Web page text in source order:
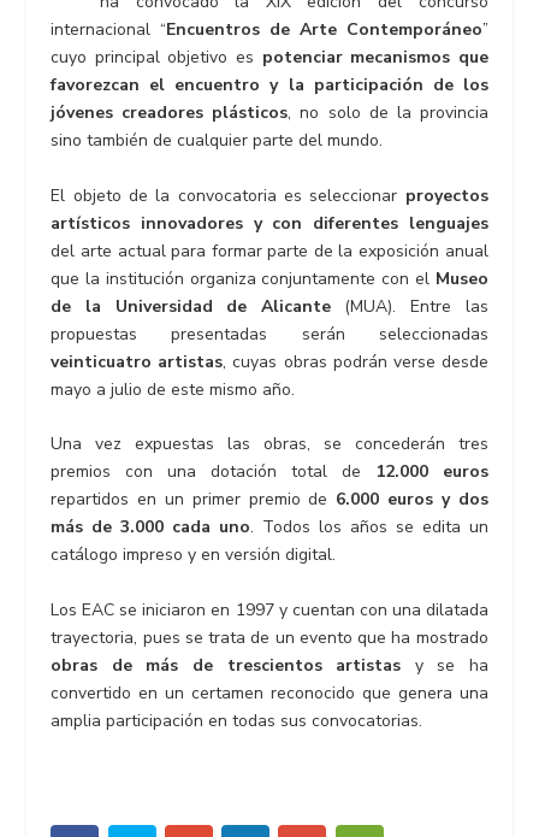
internacional “Encuentros de Arte Contemporáneo”
cuyo principal objetivo es potenciar mecanismos que
favorezcan el encuentro y la participación de los
jóvenes creadores plásticos, no solo de la provincia
sino también de cualquier parte del mundo.
El objeto de la convocatoria es seleccionar proyectos
artísticos innovadores y con diferentes lenguajes
del arte actual para formar parte de la exposición anual
que la institución organiza conjuntamente con el Museo
de la Universidad de Alicante(MUA). Entre las
propuestas presentadas serán seleccionadas
veinticuatro artistas, cuyas obras podrán verse desde
mayo a julio de este mismo año.
Una vez expuestas las obras, se concederán tres
premios con una dotación total de
12.000 euros
repartidos en un primer premio de 6.000 euros y dos
más de 3.000 cada uno. Todos los años se edita un
catálogo impreso y en versión digital.
Los EAC se iniciaron en 1997 y cuentan con una dilatada
trayectoria, pues se trata de un evento que ha mostrado
obras de más de trescientos artistas y se ha
convertido en un certamen reconocido que genera una
amplia participación en todas sus convocatorias.